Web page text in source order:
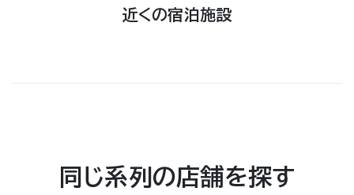
近くの宿泊施設
同じ系列の店舗を探す